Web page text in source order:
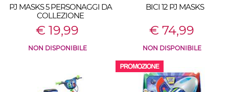
PJ MASKS 5 PERSONAGGI DA
COLLEZIONE
€ 19,99
NON DISPONIBILE
BICI 12 PJ MASKS
€ 74,99
NON DISPONIBILE